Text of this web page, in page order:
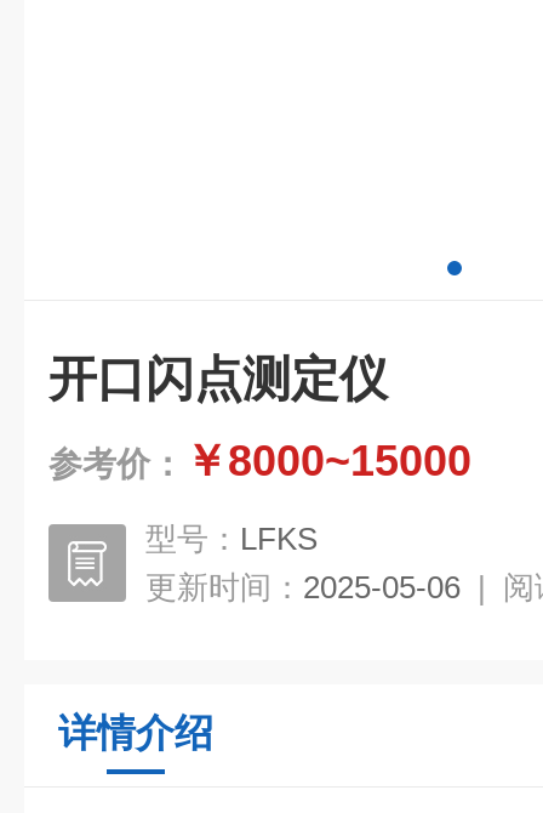
开口闪点测定仪
参考价： ￥8000~15000
型号： LFKS
更新时间： 2025-05-06 | 阅
详情介绍